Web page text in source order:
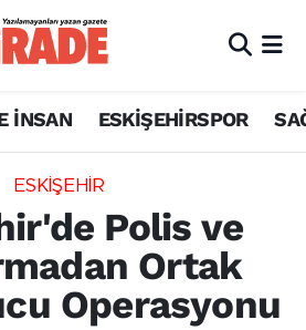
İNSAN ESKİŞEHİRSPOR
ESKİŞEHİR
Polis ve
Ortak
Operasyonu